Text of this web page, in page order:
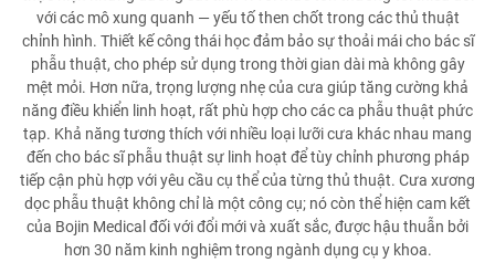
với các mô xung quanh — yếu tố then chốt trong các thủ thuật
chỉnh hình. Thiết kế công thái học đảm bảo sự thoải mái cho bác sĩ
phẫu thuật, cho phép sử dụng trong thời gian dài mà không gây
mệt mỏi. Hơn nữa, trọng lượng nhẹ của cưa giúp tăng cường khả
năng điều khiển linh hoạt, rất phù hợp cho các ca phẫu thuật phức
tạp. Khả năng tương thích với nhiều loại lưỡi cưa khác nhau mang
đến cho bác sĩ phẫu thuật sự linh hoạt để tùy chỉnh phương pháp
tiếp cận phù hợp với yêu cầu cụ thể của từng thủ thuật. Cưa xương
dọc phẫu thuật không chỉ là một công cụ; nó còn thể hiện cam kết
của Bojin Medical đối với đổi mới và xuất sắc, được hậu thuẫn bởi
hơn 30 năm kinh nghiệm trong ngành dụng cụ y khoa.